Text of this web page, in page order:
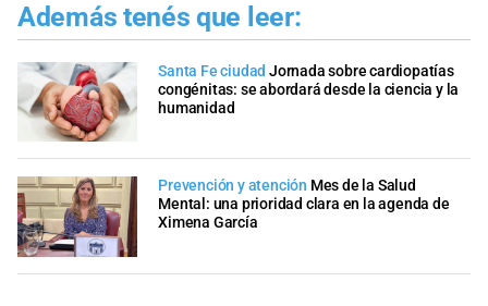
Además tenés que leer:
Santa Fe ciudad Jornada sobre cardiopatías
congénitas: se abordará desde la ciencia y la
humanidad
Prevención y atención Mes de la Salud
Mental: una prioridad clara en la agenda de
Ximena García